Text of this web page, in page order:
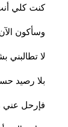
كنت كلي
وسأكون
لا تطالبني
بلا رصيد
فإرحل عني